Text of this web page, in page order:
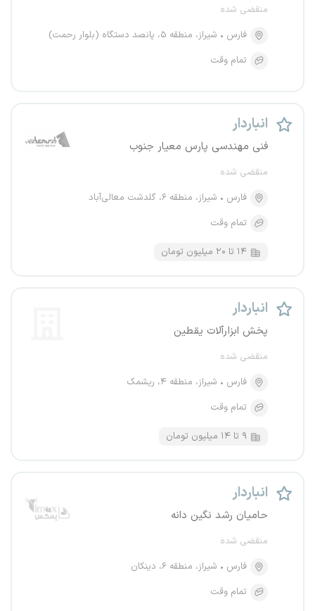
منقضی شده
فارس
شیراز، منطقه ۵، پانصد دستگاه (بلوار رحمت)
تمام وقت
انباردار
فنی مهندسی پارس معیار جنوب
منقضی شده
فارس
شیراز، منطقه ۶، گلدشت معالی‌آباد
تمام وقت
۱۴ تا ۲۰ میلیون تومان
انباردار
پخش ابزارآلات یقطین
منقضی شده
فارس
شیراز، منطقه ۴، ریشمک
تمام وقت
۹ تا ۱۴ میلیون تومان
انباردار
حامیان رشد نگین دانه
منقضی شده
فارس
شیراز، منطقه ۶، دینکان
تمام وقت